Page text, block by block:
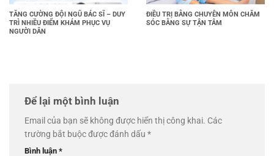
TĂNG CƯỜNG ĐỘI NGŨ BÁC SĨ – DUY
TRÌ NHIỀU ĐIỂM KHÁM PHỤC VỤ
NGƯỜI DÂN
ĐIỀU TRỊ BẰNG CHUYÊN MÔN CHĂM
SÓC BẰNG SỰ TẬN TÂM
Để lại một bình luận
Email của bạn sẽ không được hiển thị công khai. Các
trường bắt buộc được đánh dấu *
Bình luận *